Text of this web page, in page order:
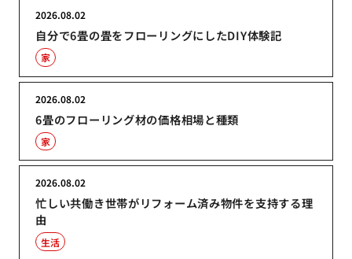
自分で6畳の畳をフローリングにしたDIY体験記
2026.08.02
家
6畳のフローリング材の価格相場と種類
2026.08.02
家
忙しい共働き世帯がリフォーム済み物件を支持する理
由
2026.08.02
生活